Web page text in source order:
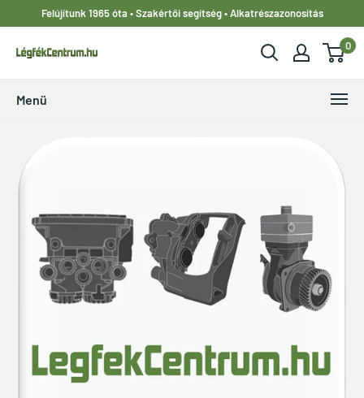
tartalomhoz
Felújítunk 1965 óta • Szakértői segítség • Alkatrészazonosítás
LegfekCentrum.hu
0
Menü